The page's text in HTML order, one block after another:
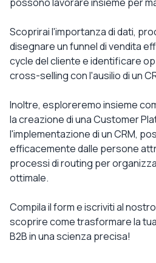
Scoprirai l'importanza di dati,
disegnare un funnel di vendita
cycle del cliente e identificare
cross-selling con l'ausilio di un
Inoltre, esploreremo insieme
la creazione di una Customer
l'implementazione di un CRM,
efficacemente dalle persone
processi di routing per
ottimale.
Compila il form e iscriviti al
scoprire come trasformare la
B2B in una scienza precisa!